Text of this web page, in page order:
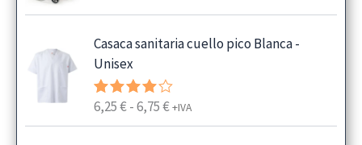
Casaca sanitaria cuello pico Blanca -
Unisex
Valorado
6,25€-6,75€R
a
+IVA